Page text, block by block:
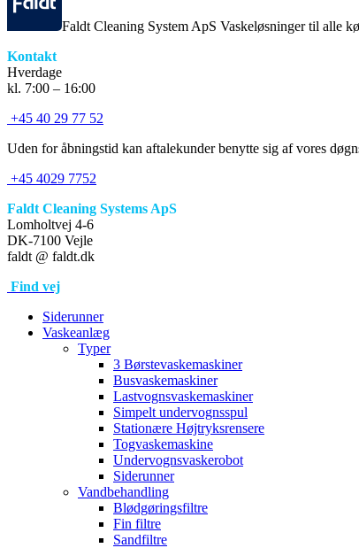
Faldt Cleaning System ApS Vaskeløsninger til alle
Kontakt
Hverdage
kl. 7:00 – 16:00
+45 40 29 77 52
Uden for åbningstid kan aftalekunder benytte sig af vores
+45 4029 7752
Faldt Cleaning Systems ApS
Lomholtvej 4-6
DK-7100 Vejle
faldt @ faldt.dk
Find vej
Siderunner
Vaskeanlæg
Typer
3 Børstevaskemaskiner
Busvaskemaskiner
Lastvognsvaskemaskiner
Simpelt undervognsspul
Stationære Højtryksrensere
Togvaskemaskine
Undervognsvaskerobot
Siderunner
Vandbehandling
Blødgøringsfiltre
Fin filtre
Sandfiltre